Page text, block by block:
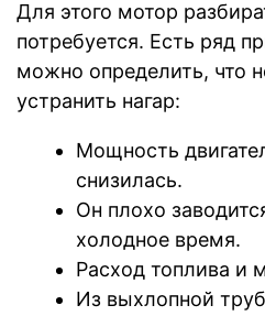
Для этого мотор
потребуется. Есть ряд
можно определить, что
устранить нагар:
Мощность
снизилась.
Он плохо
холодное время.
Расход топлива и
Из выхлопной